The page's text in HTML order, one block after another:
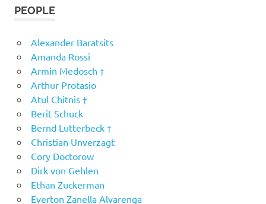
PEOPLE
Alexander Baratsits
Amanda Rossi
Armin Medosch †
Arthur Protasio
Atul Chitnis †
Berit Schuck
Bernd Lutterbeck †
Christian Unverzagt
Cory Doctorow
Dirk von Gehlen
Ethan Zuckerman
Everton Zanella Alvarenga